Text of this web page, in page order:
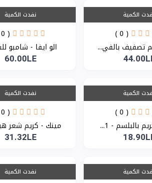
الكمية
( 0 )
تصفيف بالفي...
نفدت الكمية
( 0 )
الو ايفا - شامبو
60.00LE
الكمية
( 0 )
بالبلسم - 1...
نفدت الكمية
( 0 )
مينك - كريم شعر
31.32LE
الكمية نفدت الكمية